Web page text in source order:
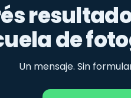
de
Un mensaje. Sin